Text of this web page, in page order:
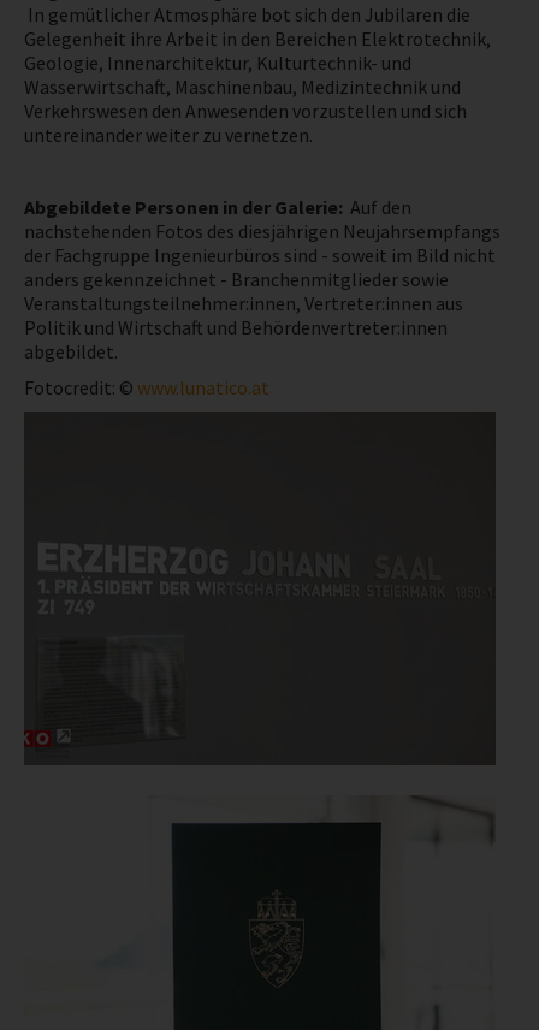
NEWS
PRÜFING
KAMPAGNE
In gemütlicher Atmosphäre bot sich den Jubilaren die
Gelegenheit ihre Arbeit in den Bereichen Elektrotechnik,
Geologie, Innenarchitektur, Kulturtechnik- und
Wasserwirtschaft, Maschinenbau, Medizintechnik und
Verkehrswesen den Anwesenden vorzustellen und sich
untereinander weiter zu vernetzen.
Abgebildete Personen in der Galerie: Auf den
nachstehenden Fotos des diesjährigen Neujahrsempfangs
der Fachgruppe Ingenieurbüros sind - soweit im Bild nicht
anders gekennzeichnet - Branchenmitglieder sowie
Veranstaltungsteilnehmer:innen, Vertreter:innen aus
Politik und Wirtschaft und Behördenvertreter:innen
abgebildet.
Fotocredit: © www.lunatico.at